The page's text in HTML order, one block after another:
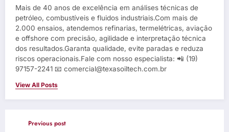
Mais de 40 anos de excelência em análises técnicas de
petróleo, combustíveis e fluidos industriais.Com mais de
2.000 ensaios, atendemos refinarias, termelétricas, aviação
e offshore com precisão, agilidade e interpretação técnica
dos resultados.Garanta qualidade, evite paradas e reduza
riscos operacionais.Fale com nosso especialista: 📲 (19)
97157-2241 📧 comercial@texasoiltech.com.br
View All Posts
Previous post